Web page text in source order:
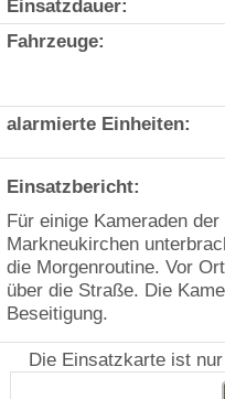
Einsatzdauer:
Fahrzeuge:
alarmierte Einheiten:
Einsatzbericht:
Für einige Kameraden
Markneukirchen
die Morgenroutine. Vor
über die Straße. Die
Beseitigung.
Die Einsatzkarte ist